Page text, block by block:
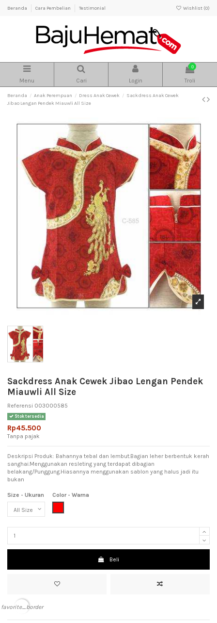
Beranda Cara Pembelian Testimonial Wishlist (0)
Menu Cari Login
0
Troli
Beranda Anak Perempuan Dress Anak Cewek
Sackdress Anak Cewek
Jibao Lengan Pendek Miauwli All Size
Sackdress Anak Cewek Jibao Lengan Pendek
Miauwli All Size
Referensi 003000585
Stok tersedia
Rp45.500
Tanpa pajak
Deskripsi Produk: Bahannya tebal dan lembut.Bagian leher berbentuk kerah
sanghai.Menggunakan resleting yang terdapat dibagian
belakang/Punggung.Hiasannya menggunakan sablon yang halus jadi itu
bukan
Size - Ukuran
Color - Warna
Beli
favorite_border